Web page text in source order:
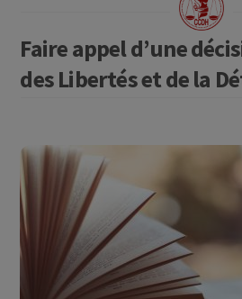
Faire appel d’une
des Libertés et de la